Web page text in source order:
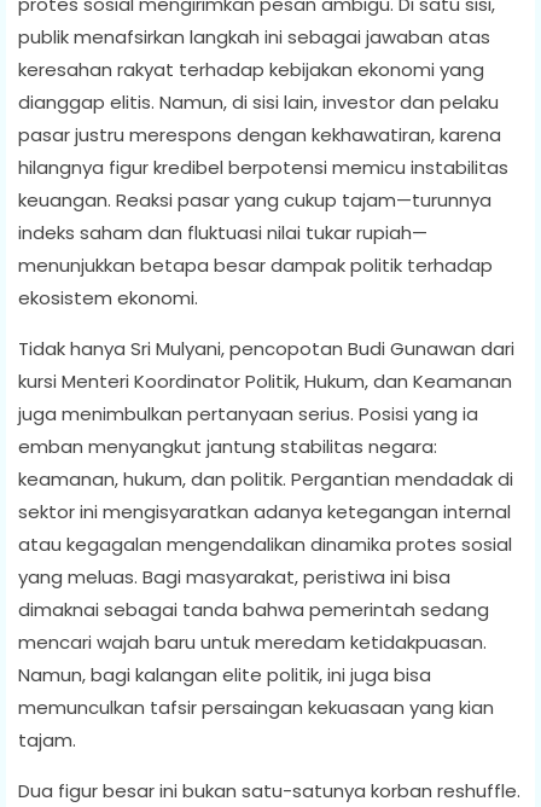
publik menafsirkan langkah ini sebagai jawaban atas
keresahan rakyat terhadap kebijakan ekonomi yang
dianggap elitis. Namun, di sisi lain, investor dan pelaku
pasar justru merespons dengan kekhawatiran, karena
hilangnya figur kredibel berpotensi memicu instabilitas
keuangan. Reaksi pasar yang cukup tajam—turunnya
indeks saham dan fluktuasi nilai tukar rupiah—
menunjukkan betapa besar dampak politik terhadap
ekosistem ekonomi.
Tidak hanya Sri Mulyani, pencopotan Budi Gunawan dari
kursi Menteri Koordinator Politik, Hukum, dan Keamanan
juga menimbulkan pertanyaan serius. Posisi yang ia
emban menyangkut jantung stabilitas negara:
keamanan, hukum, dan politik. Pergantian mendadak di
sektor ini mengisyaratkan adanya ketegangan internal
atau kegagalan mengendalikan dinamika protes sosial
yang meluas. Bagi masyarakat, peristiwa ini bisa
dimaknai sebagai tanda bahwa pemerintah sedang
mencari wajah baru untuk meredam ketidakpuasan.
Namun, bagi kalangan elite politik, ini juga bisa
memunculkan tafsir persaingan kekuasaan yang kian
tajam.
Dua figur besar ini bukan satu-satunya korban reshuffle.